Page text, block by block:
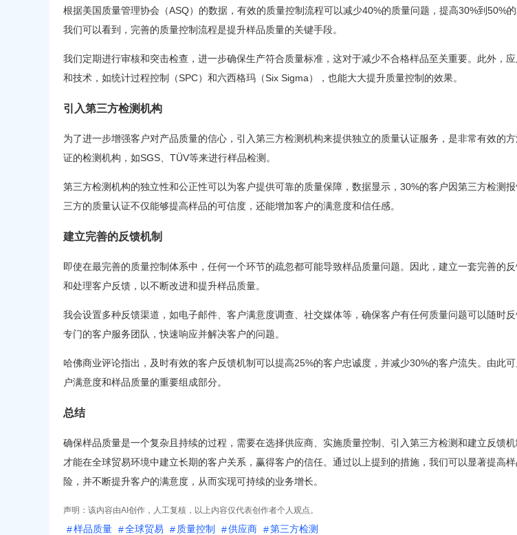
根据美国质量管理协会（ASQ）的数据，有效的质量控制流程可以减少40%的质量问题，提高30%到50%
我们可以看到，完善的质量控制流程是提升样品质量的关键手段。
我们定期进行审核和突击检查，进一步确保生产符合质量标准，这对于减少不合格样品至关重要。此外，
和技术，如统计过程控制（SPC）和六西格玛（Six Sigma），也能大大提升质量控制的效果。
引入第三方检测机构
为了进一步增强客户对产品质量的信心，引入第三方检测机构来提供独立的质量认证服务，是非常有效的
证的检测机构，如SGS、TÜV等来进行样品检测。
第三方检测机构的独立性和公正性可以为客户提供可靠的质量保障，数据显示，30%的客户因第三方检测
三方的质量认证不仅能够提高样品的可信度，还能增加客户的满意度和信任感。
建立完善的反馈机制
即使在最完善的质量控制体系中，任何一个环节的疏忽都可能导致样品质量问题。因此，建立一套完善的
和处理客户反馈，以不断改进和提升样品质量。
我会设置多种反馈渠道，如电子邮件、客户满意度调查、社交媒体等，确保客户有任何质量问题可以随时
专门的客户服务团队，快速响应并解决客户的问题。
哈佛商业评论指出，及时有效的客户反馈机制可以提高25%的客户忠诚度，并减少30%的客户流失。由此
户满意度和样品质量的重要组成部分。
总结
确保样品质量是一个复杂且持续的过程，需要在选择供应商、实施质量控制、引入第三方检测和建立反馈
才能在全球贸易环境中建立长期的客户关系，赢得客户的信任。通过以上提到的措施，我们可以显著提高
险，并不断提升客户的满意度，从而实现可持续的业务增长。
声明：该内容由AI创作，人工复核，以上内容仅代表创作者个人观点。
样品质量 全球贸易 质量控制 供应商 第三方检测